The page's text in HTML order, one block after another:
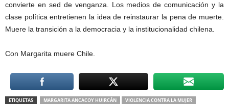
convierte en sed de venganza. Los medios de comunicación y la
clase política entretienen la idea de reinstaurar la pena de muerte.
Muere la transición a la democracia y la institucionalidad chilena.
Con Margarita muere Chile.
ETIQUETAS MARGARITA ANCACOY HUIRCÁN VIOLENCIA CONTRA LA MUJER